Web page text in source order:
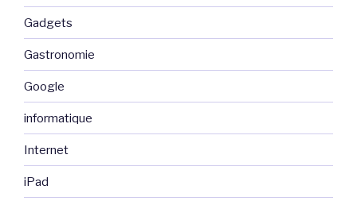
Gadgets
Gastronomie
Google
informatique
Internet
iPad